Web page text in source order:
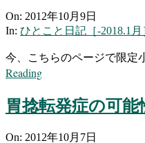
2012-
10-
On: 2012年10月9日
In: ひとこと日記［-2018.1月
今、こちらのページで限定
Reading
胃捻転発症の可
2012-
On: 2012年10月7日